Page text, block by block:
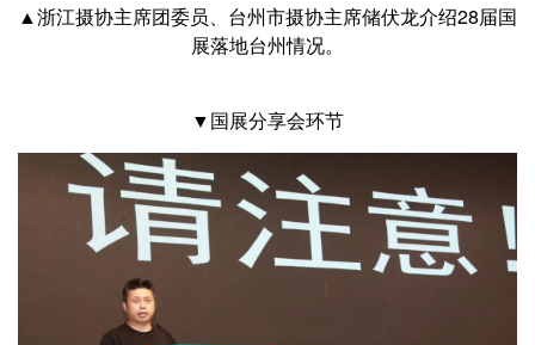
▲浙江摄协主席团委员、台州市摄协主席储伏龙介绍28届国
展落地台州情况。
▼国展分享会环节